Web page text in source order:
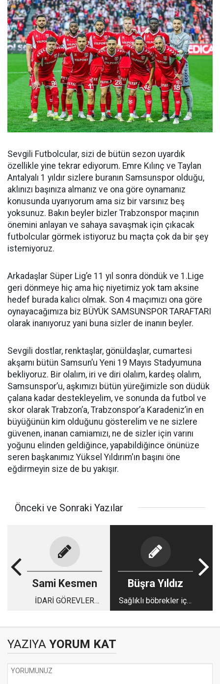
Sevgili Futbolcular, sizi de bütün sezon uyardık
özellikle yine tekrar ediyorum. Emre Kılınç ve Taylan
Antalyalı 1 yıldır sizlere buranın Samsunspor olduğu,
aklınızı başınıza almanız ve ona göre oynamanız
konusunda uyarıyorum ama siz bir varsınız beş
yoksunuz. Bakın beyler bizler Trabzonspor maçının
önemini anlayan ve sahaya savaşmak için çıkacak
futbolcular görmek istiyoruz bu maçta çok da bir şey
istemiyoruz.
Arkadaşlar Süper Lig’e 11 yıl sonra döndük ve 1.Lige
geri dönmeye hiç ama hiç niyetimiz yok tam aksine
hedef burada kalıcı olmak. Son 4 maçımızı ona göre
oynayacağımıza biz BÜYÜK SAMSUNSPOR TARAFTARI
olarak inanıyoruz yani buna sizler de inanın beyler.
Sevgili dostlar, renktaşlar, gönüldaşlar, cumartesi
akşamı bütün Samsun’u Yeni 19 Mayıs Stadyumuna
bekliyoruz. Bir olalım, iri ve diri olalım, kardeş olalım,
Samsunspor’u, aşkımızı bütün yüreğimizle son düdük
çalana kadar destekleyelim, ve sonunda da futbol ve
skor olarak Trabzon’a, Trabzonspor’a Karadeniz’in en
büyüğünün kim olduğunu gösterelim ve ne sizlere
güvenen, inanan camiamızı, ne de sizler için varını
yoğunu elinden geldiğince, yapabildiğince önünüze
seren başkanımız Yüksel Yıldırım'ın başını öne
eğdirmeyin size de bu yakışır.
Önceki ve Sonraki Yazılar
Sami Kesmen
İDARİ GÖREVLER
Büşra Yıldız
Sağlıklı böbrekler için
diyet
YAZIYA YORUM KAT